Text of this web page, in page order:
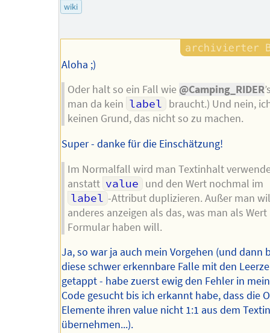
wiki
Aloha ;)
Oder halt so ein Fall wie @Camping_RIDER
man da kein label braucht.) Und nein,
keinen Grund, das nicht so zu machen.
Super - danke für die Einschätzung!
Im Normalfall wird man Textinhalt
anstatt value und den Wert nochmal im
label -Attribut duplizieren. Außer man
anderes anzeigen als das, was man als
Formular haben will.
Ja, so war ja auch mein Vorgehen (und dann
diese schwer erkennbare Falle mit den
getappt - habe zuerst ewig den Fehler in
Code gesucht bis ich erkannt habe, dass die
Elemente ihren value nicht 1:1 aus dem
übernehmen...).